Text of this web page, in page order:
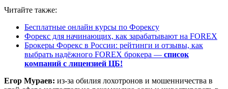
Читайте также:
Бесплатные онлайн курсы по Форексу
Форекс для начинающих, как зарабатывают на FOREX
Брокеры Форекс в России: рейтинги и отзывы, как
выбрать надёжного FOREX брокера — список
компаний с лицензией ЦБ!
Егор Мураев: из-за обилия лохотронов и мошенничества в